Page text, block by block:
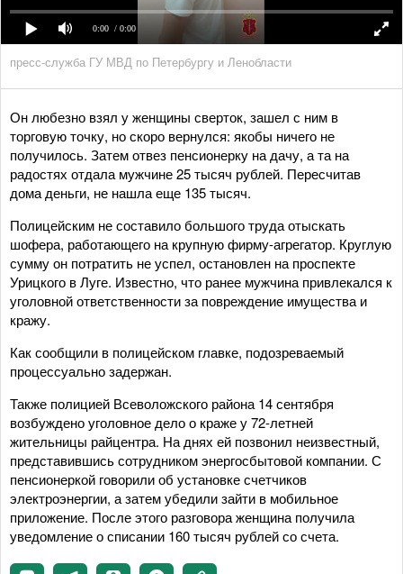
0:00 / 0:00
пресс-служба ГУ МВД по Петербургу и Ленобласти
Он любезно взял у женщины сверток, зашел с ним в
торговую точку, но скоро вернулся: якобы ничего не
получилось. Затем отвез пенсионерку на дачу, а та на
радостях отдала мужчине 25 тысяч рублей. Пересчитав
дома деньги, не нашла еще 135 тысяч.
Полицейским не составило большого труда отыскать
шофера, работающего на крупную фирму-агрегатор. Круглую
сумму он потратить не успел, остановлен на проспекте
Урицкого в Луге. Известно, что ранее мужчина привлекался к
уголовной ответственности за повреждение имущества и
кражу.
Как сообщили в полицейском главке, подозреваемый
процессуально задержан.
Также полицией Всеволожского района 14 сентября
возбуждено уголовное дело о краже у 72-летней
жительницы райцентра. На днях ей позвонил неизвестный,
представившись сотрудником энергосбытовой компании. С
пенсионеркой говорили об установке счетчиков
электроэнергии, а затем убедили зайти в мобильное
приложение. После этого разговора женщина получила
уведомление о списании 160 тысяч рублей со счета.